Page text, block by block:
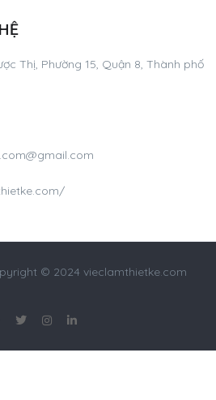
Thị, Phường 15, Quận 8, Thành phố
© 2024 vieclamthietke.com